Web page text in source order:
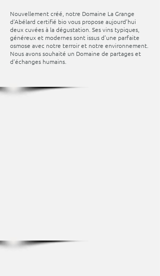
Nouvellement créé, notre Domaine La Grange
d’Abélard certifié bio vous propose aujourd’hui
deux cuvées à la dégustation. Ses vins typiques,
généreux et modernes sont issus d’une parfaite
osmose avec notre terroir et notre environnement.
Nous avons souhaité un Domaine de partages et
d’échanges humains.